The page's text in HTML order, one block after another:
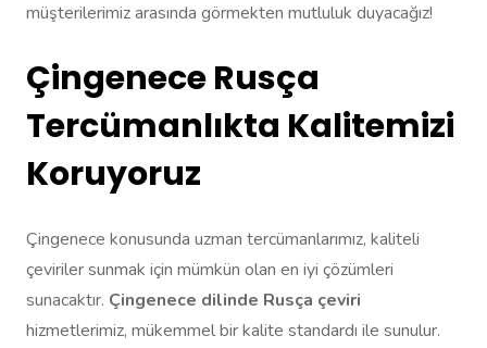
müşterilerimiz arasında görmekten mutluluk duyacağız!
Çingenece Rusça
Tercümanlıkta Kalitemizi
Koruyoruz
Çingenece konusunda uzman tercümanlarımız, kaliteli
çeviriler sunmak için mümkün olan en iyi çözümleri
sunacaktır. Çingenece dilinde Rusça çeviri
hizmetlerimiz, mükemmel bir kalite standardı ile sunulur.